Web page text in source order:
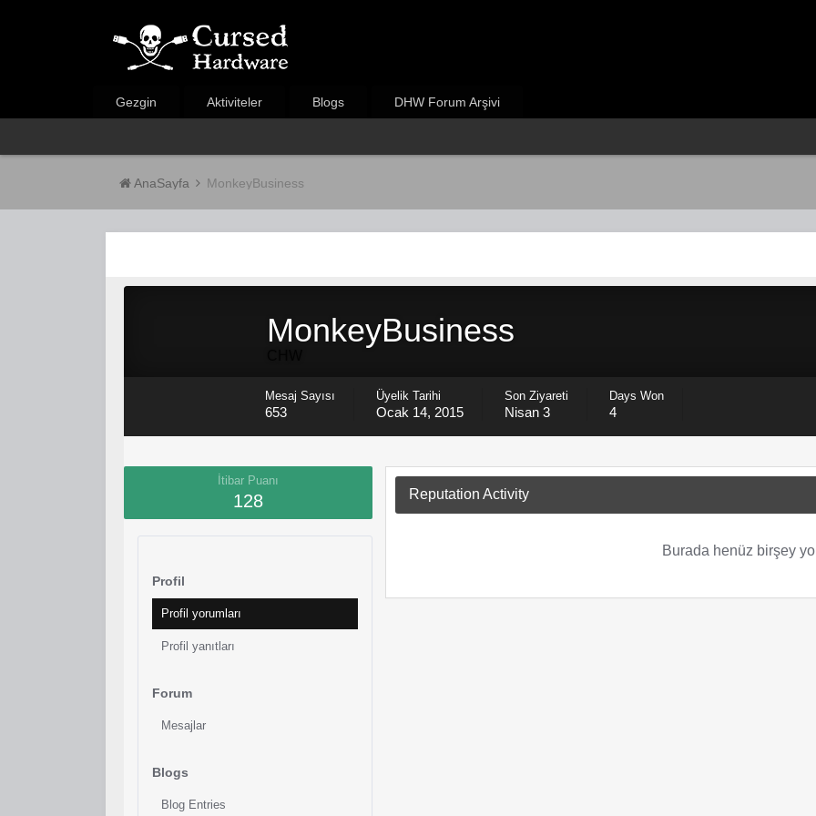
Gezgin Aktiviteler Blogs DHW Forum Arşivi
AnaSayfa MonkeyBusiness
MonkeyBusiness
Mesaj Sayısı
653
Üyelik Tarihi
Ocak 14, 2015
Son Ziyareti
Nisan 3
Days Won
4
İtibar Puanı
128
Profil
Profil yorumları
Profil yanıtları
Forum
Mesajlar
Blogs
Blog Entries
Reputation Activity
Burada henüz birşey